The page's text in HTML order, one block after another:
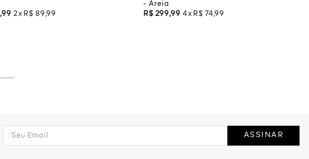
,99 2 R$ 89 ,99
- Areia
R$ 299,99 4 R$ 74,99
ASSINAR